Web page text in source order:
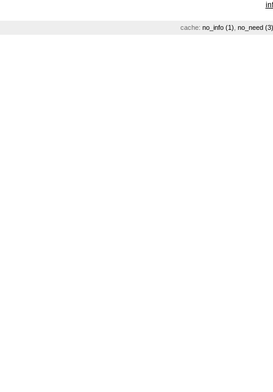
cache: no_info (1) no_need (3)